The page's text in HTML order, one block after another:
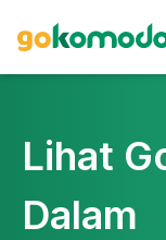
Lihat
Dalam